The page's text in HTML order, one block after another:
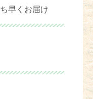
早くお届け